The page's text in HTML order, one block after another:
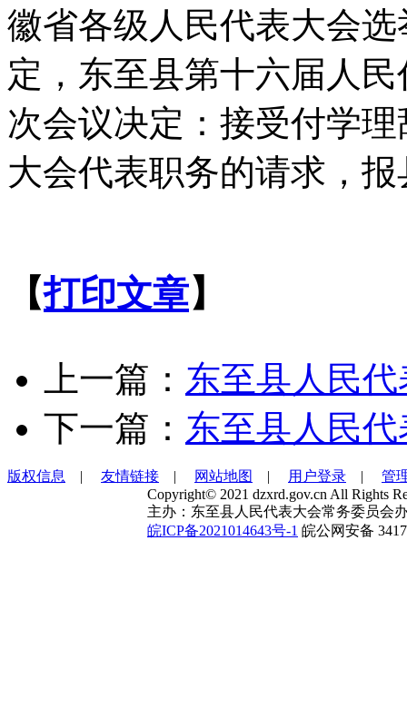
徽省各级人民代表大会
定，东至县第十六届人
次会议决定：接受付学
大会代表职务的请求，
【打印文章】
上一篇： 东至县人民
下一篇： 东至县人民
版权信息 | 友情链接 | 网站地图 | 用户登录 | 管
Copyright© 2021 dzxrd.gov.cn All Rights
主办：东至县人民代表大会常务委员会
皖ICP备2021014643号-1 皖公网安备